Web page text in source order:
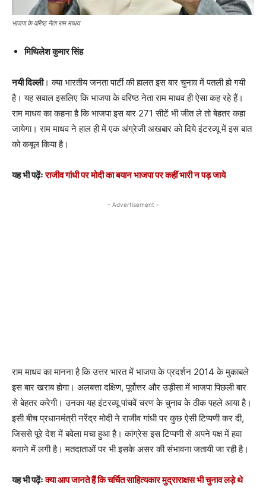
भाजपा के वरिष्ठ नेता राम माधव
मिथिलेश कुमार सिंह
नयी दिल्ली। क्या भारतीय जनता पार्टी की हालत इस बार चुनाव में पतली हो गयी
है। यह सवाल इसलिए कि भाजपा के वरिष्ठ नेता राम माधव ही ऐसा कह रहे हैं।
राम माधव का कहना है कि भाजपा इस बार 271 सीटें भी जीत ले तो बेहतर कहा
जायेगा। राम माधव ने हाल ही में एक अंग्रेजी अखबार को दिये इंटरव्यू में इस बात
को कबूल किया है।
यह भी पढ़ेंःराजीव गांधी पर मोदी का बयान भाजपा पर कहीं भारी न पड़ जाये
- Advertisement -
राम माधव का मानना है कि उत्तर भारत में भाजपा के प्रदर्शन 2014 के मुकाबले
इस बार खराब होगा। अलबत्ता दक्षिण, पूर्वोत्तर और उड़ीसा में भाजपा पिछली बार
से बेहतर करेगी। उनका यह इंटरव्यू पांचवें चरण के चुनाव के ठीक पहले आया है।
इसी बीच प्रधानमंत्री नरेंद्र मोदी ने राजीव गांधी पर कुछ ऐसी टिप्पणी कर दी,
जिससे पूरे देश में बवेला मचा हुआ है। कांग्रेस इस टिप्पणी से अपने पक्ष में हवा
बनाने में लगी है। मतदाताओं पर भी इसके असर की संभावना जतायी जा रही है।
यह भी पढ़ेंःक्या आप जानते हैं कि चर्चित साहित्यकार मुद्राराक्षस भी चुनाव लड़े थे